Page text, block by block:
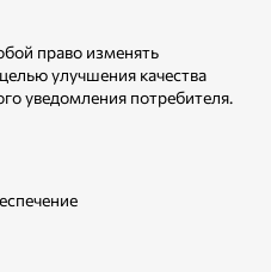
право изменять
улучшения качества
уведомления потребителя.